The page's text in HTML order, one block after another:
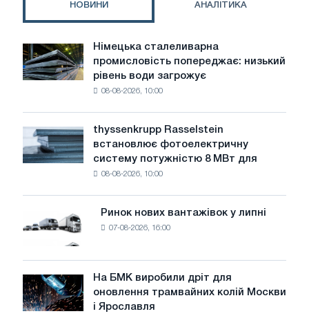
НОВИНИ АНАЛІТИКА
Німецька
сталеливарна
промисловість
води
загрожує
Німецька сталеливарна
промисловість попереджає: низький
рівень води загрожує
08-08-2026, 10:00
thyssenkrupp
Rasselstein
встановлює
фотоелектричну
цілей
декарбонізації
thyssenkrupp Rasselstein
встановлює фотоелектричну
систему потужністю 8 МВт для
08-08-2026, 10:00
Ринок
нових
вантажівок
у
липні
Ринок нових вантажівок у липні
07-08-2026, 16:00
На
БМК
виробили
На БМК виробили дріт для
оновлення трамвайних колій Москви
і Ярославля